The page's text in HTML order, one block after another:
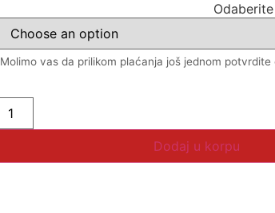
Molimo vas da prilikom plaćanja još jednom
Dodaj u korpu